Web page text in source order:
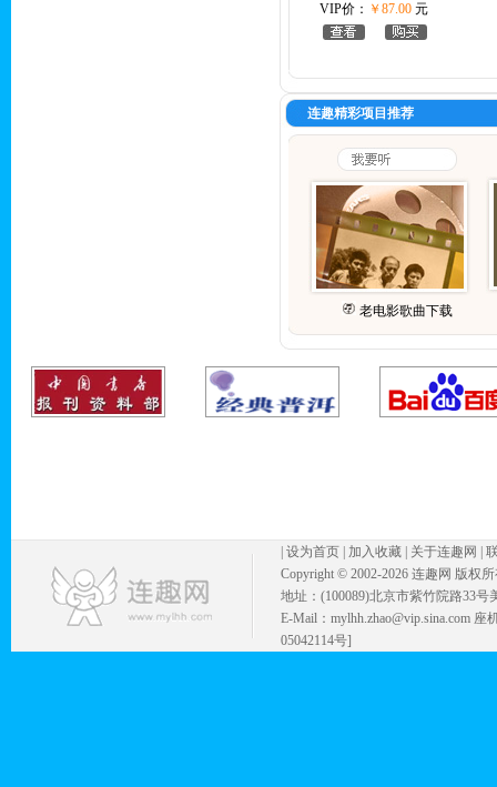
VIP价： ￥87.00元
连趣精彩项目推荐
老电影歌曲下载
设为首页 加入收藏 关于连趣网
Copyright © 2002-2026 连趣网 版权
地址：(100089)北京市紫竹院路33号
E-Mail：mylhh.zhao@vip.sina.com
05042114号]